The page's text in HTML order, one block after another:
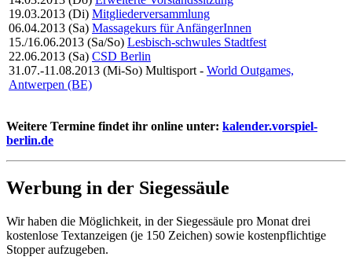
19.03.2013 (Di) Mitgliederversammlung
06.04.2013 (Sa) Massagekurs für AnfängerInnen
15./16.06.2013 (Sa/So) Lesbisch-schwules Stadtfest
22.06.2013 (Sa) CSD Berlin
31.07.-11.08.2013 (Mi-So) Multisport - World Outgames,
Antwerpen (BE)
Weitere Termine findet ihr online unter: kalender.vorspiel-
berlin.de
Werbung in der Siegessäule
Wir haben die Möglichkeit, in der Siegessäule pro Monat drei
kostenlose Textanzeigen (je 150 Zeichen) sowie kostenpflichtige
Stopper aufzugeben.